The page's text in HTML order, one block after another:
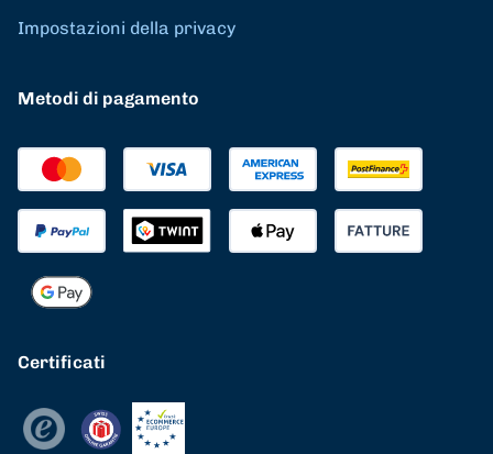
Impostazioni della privacy
Metodi di pagamento
Certificati